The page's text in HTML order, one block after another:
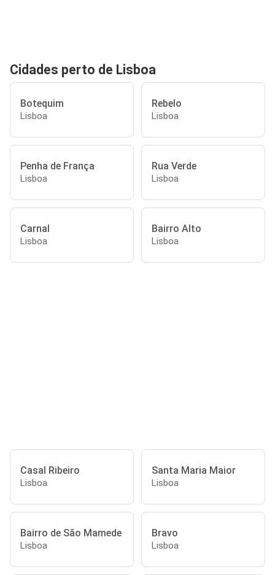
Cidades perto de Lisboa
Botequim
Lisboa
Rebelo
Lisboa
Penha de França
Lisboa
Rua Verde
Lisboa
Carnal
Lisboa
Bairro Alto
Lisboa
Casal Ribeiro
Lisboa
Santa Maria Maior
Lisboa
Bairro de São Mamede
Lisboa
Bravo
Lisboa